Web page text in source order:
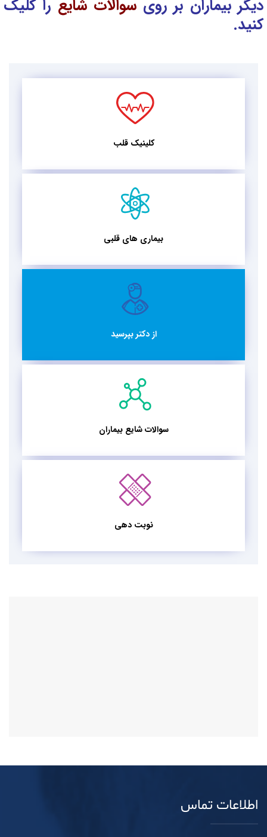
دیگر بیماران بر روی سوالات شایع را کلیک
کنید.
کلینیک قلب
بیماری های قلبی
از دکتر بپرسید
سوالات شایع بیماران
نوبت دهی
اطلاعات تماس